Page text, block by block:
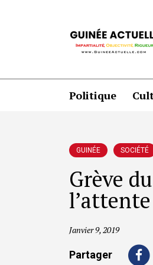
Politique
GUINÉE SOCIÉTÉ
Grève
Janvier 9, 2019
Partager